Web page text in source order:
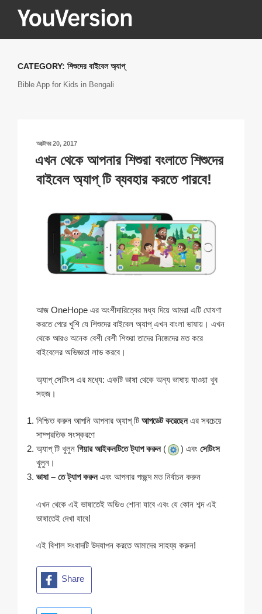
YOUVERSION
CATEGORY: শিশুদের বাইবেল অ্যাপ্
Bible App for Kids in Bengali
POSTED
অক্টোবর 20, 2017
এখন থেকে আপনার শিশুরা বংলাতে শিশুদের
বাইবেল অ্যাপ্ টি ব্যবহার করতে পারবে!
আজ OneHope এর অংশীদারিত্বের মধ্য দিয়ে আমরা এটি ঘোষণা
করতে পেরে খুশি যে শিশুদের বাইবেল অ্যাপ্ এখন বাংলা ভাষায়। এখন
থেকে আরও অনেক বেশী বেশী শিশুরা তাদের নিজেদের মত করে
বাইবেলের অভিজ্ঞতা লাভ করবে।
অ্যাপ্ সেটিংস এর মধ্যে: একটি ভাষা থেকে অন্য ভাষায় যাওয়া খুব
সহজ।
নিশ্চিত করুন আপনি আপনার অ্যাপ্ টি আপডেট করেছেনএর সবচেয়ে
সাম্প্রতিক সংস্করণে
অ্যাপ্ টি খুলুন গিয়ার আইকনটিতে ট্যাপ করুন( ) এবং সেটিংস
খুলুন।
ভাষা – তে ট্যাপ করুনএবং আপনার পচ্ছন্দ মত নির্বাচন করুন
এখন থেকে এই ভাষাতেই অডিও শোনা যাবে এবং যে কোন শব্দ এই
ভাষাতেই দেখা যাবে!
এই বিশাল সংবাদটি উদযাপন করতে আমাদের সাহয্য করুন!
Share